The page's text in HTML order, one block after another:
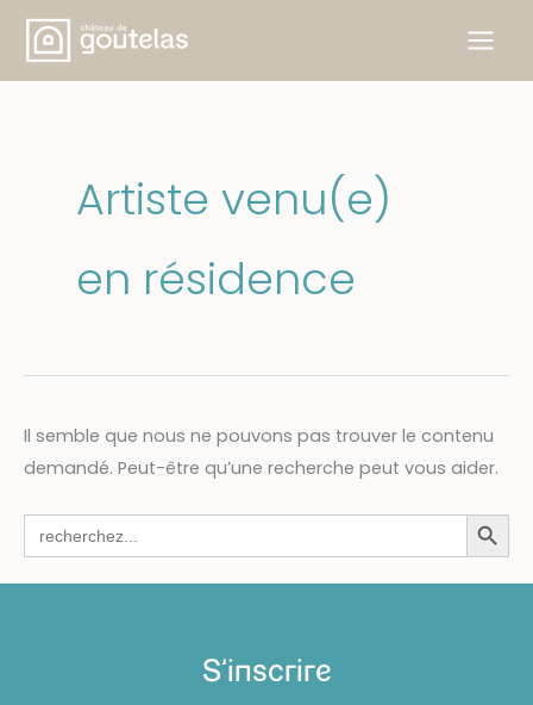
Aller
contenu
Artiste venu(e)
en résidence
Il semble que nous ne pouvons pas trouver le contenu
demandé. Peut-être qu’une recherche peut vous aider.
Search
for:
Search Button
S'inscrire